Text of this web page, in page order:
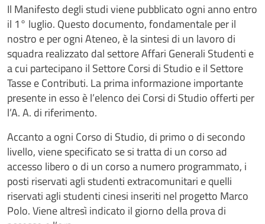
Il Manifesto degli studi viene pubblicato ogni anno entro
il 1° luglio. Questo documento, fondamentale per il
nostro e per ogni Ateneo, è la sintesi di un lavoro di
squadra realizzato dal settore Affari Generali Studenti e
a cui partecipano il Settore Corsi di Studio e il Settore
Tasse e Contributi. La prima informazione importante
presente in esso è l’elenco dei Corsi di Studio offerti per
l’A. A. di riferimento.
Accanto a ogni Corso di Studio, di primo o di secondo
livello, viene specificato se si tratta di un corso ad
accesso libero o di un corso a numero programmato, i
posti riservati agli studenti extracomunitari e quelli
riservati agli studenti cinesi inseriti nel progetto Marco
Polo. Viene altresì indicato il giorno della prova di